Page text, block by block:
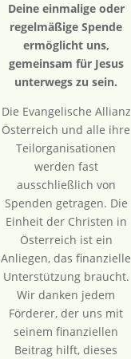
Deine einmalige oder
regelmäßige Spende
ermöglicht uns,
gemeinsam für Jesus
unterwegs zu sein.
Die Evangelische Allianz
Österreich und alle ihre
Teilorganisationen
werden fast
ausschließlich von
Spenden getragen. Die
Einheit der Christen in
Österreich ist ein
Anliegen, das finanzielle
Unterstützung braucht.
Wir danken jedem
Förderer, der uns mit
seinem finanziellen
Beitrag hilft, dieses